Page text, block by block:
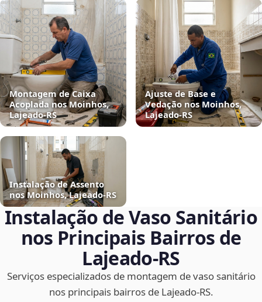
Montagem de Caixa
Acoplada nos Moinhos,
Lajeado‑RS
Ajuste de Base e
Vedação nos Moinhos,
Lajeado‑RS
Instalação de Assento
nos Moinhos, Lajeado‑RS
Instalação de Vaso Sanitário
nos Principais Bairros de
Lajeado‑RS
Serviços especializados de montagem de vaso sanitário
nos principais bairros de Lajeado‑RS.